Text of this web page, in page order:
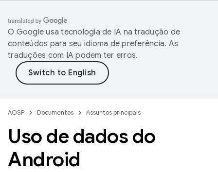
O Google usa tecnologia de IA na tradução de
conteúdos para seu idioma de preferência. As
traduções com IA podem ter erros.
AOSP Documentos Assuntos principais
Uso de dados do
Android